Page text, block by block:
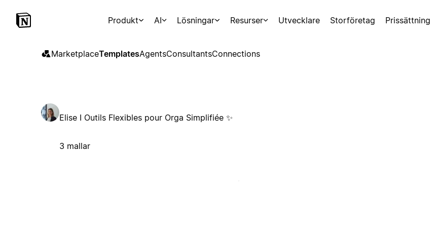
Produkt AI Lösningar Resurser Utvecklare Storföretag Prissättning
MarketplaceTemplatesAgentsConsultantsConnections
Elise I Outils Flexibles pour Orga Simplifiée ✨
3 mallar